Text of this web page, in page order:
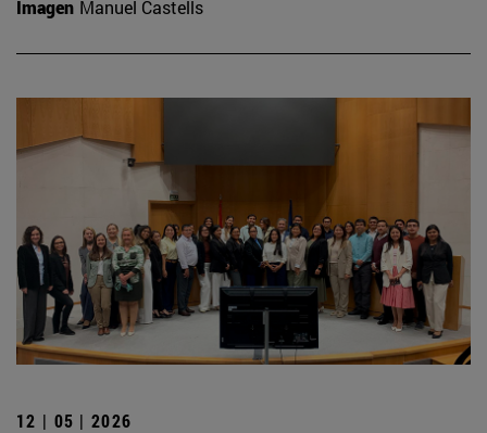
Imagen Manuel Castells
12 | 05 | 2026